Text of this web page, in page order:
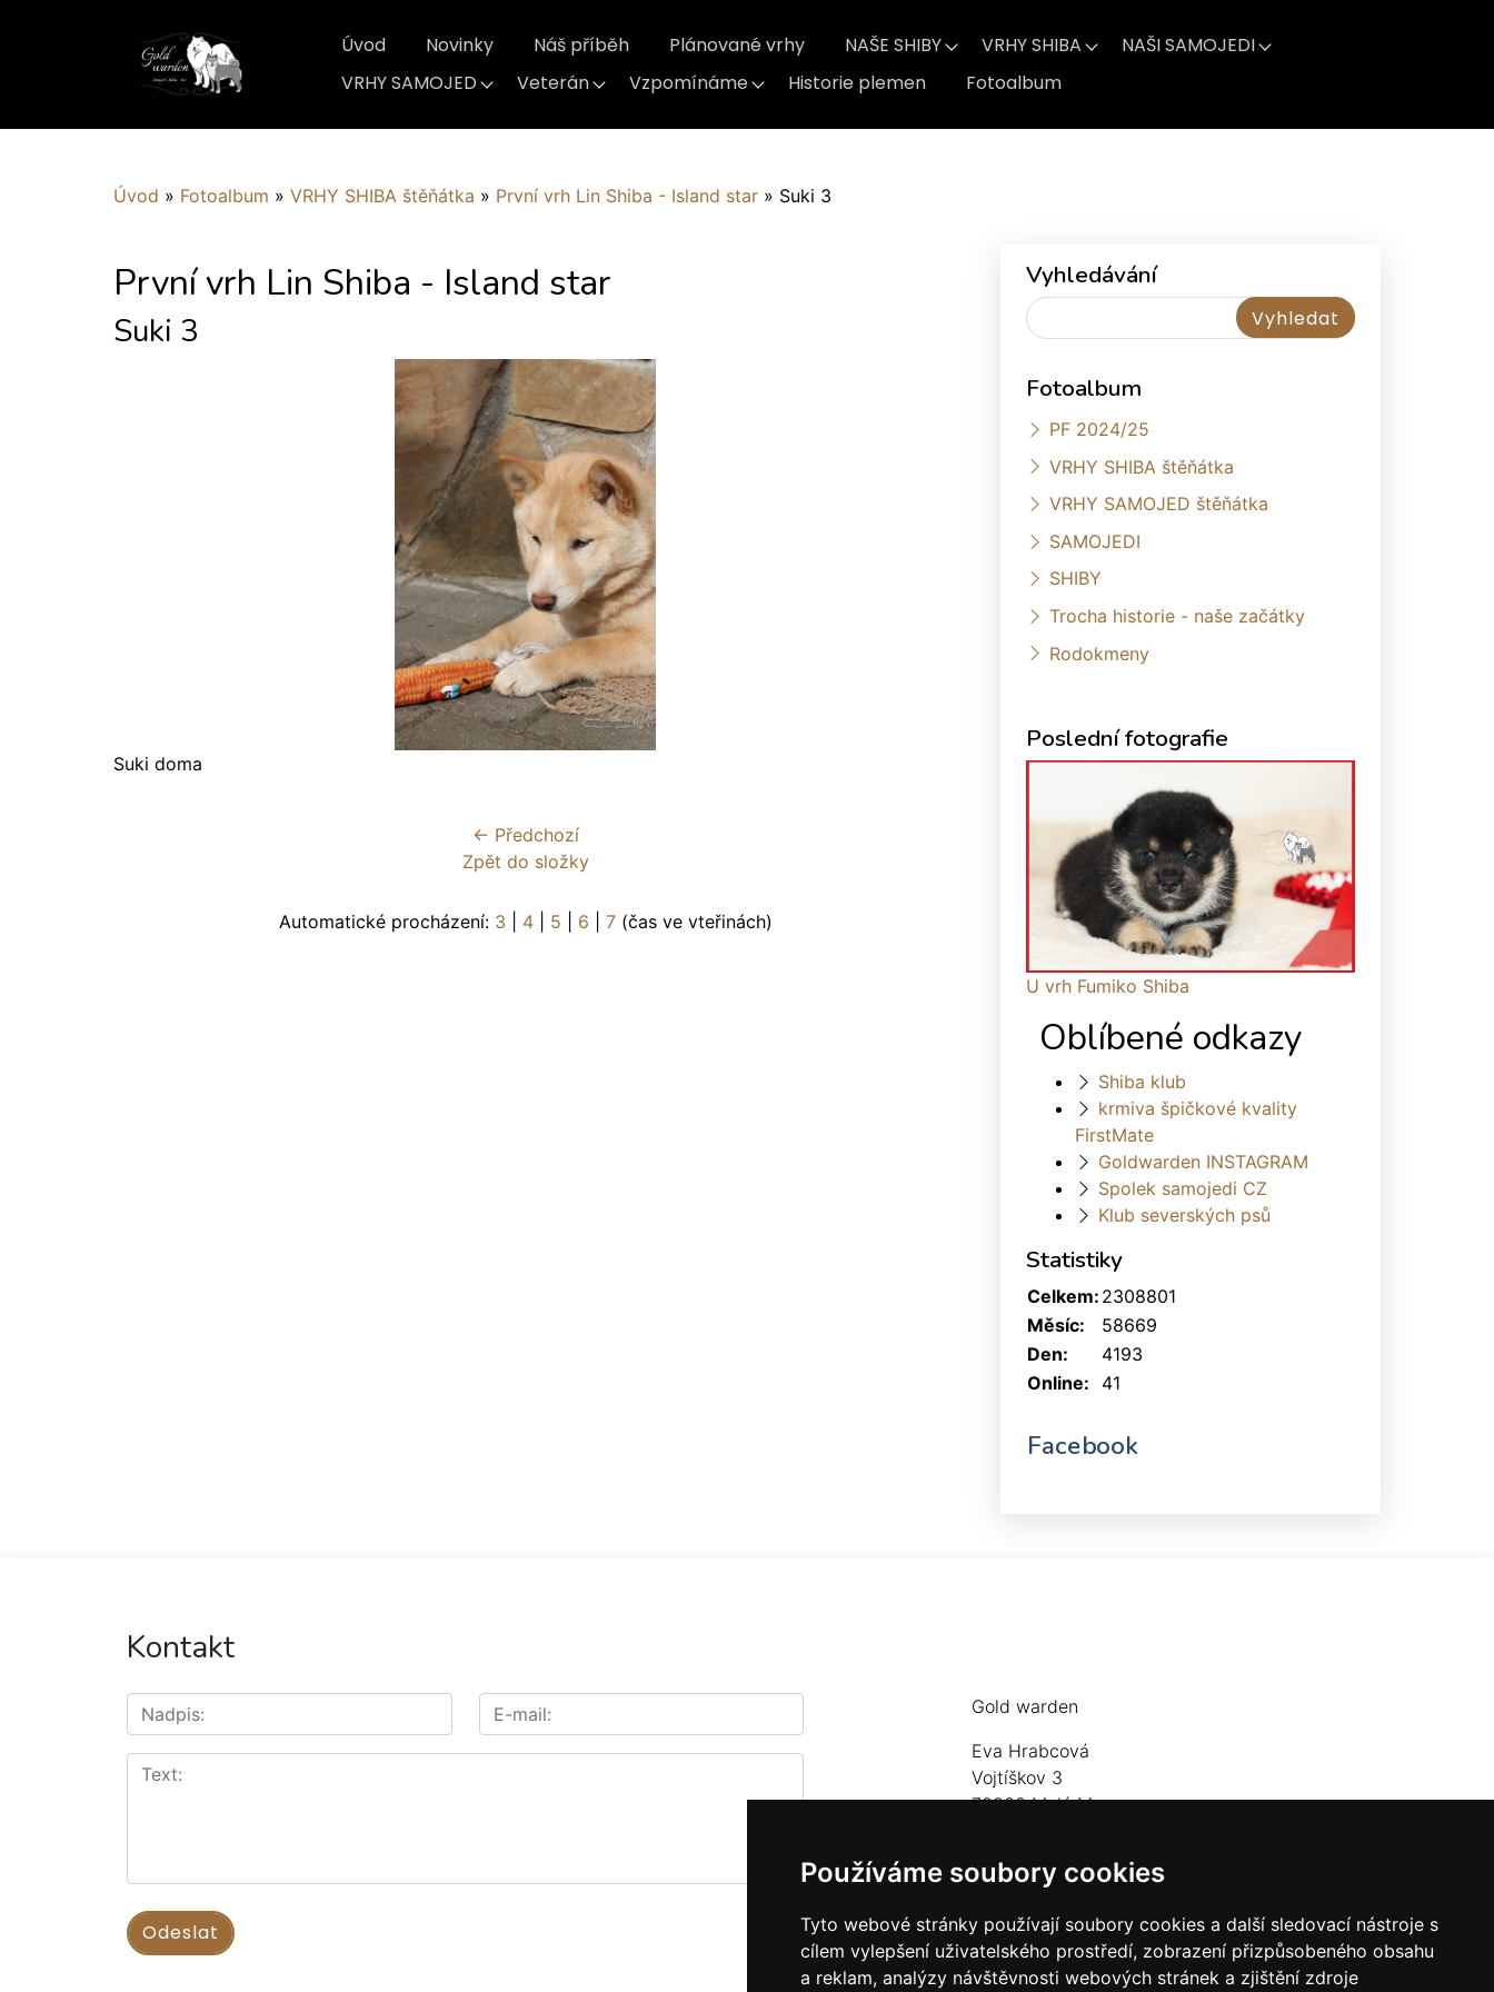
Používáme soubory cookies
Tyto webové stránky používají soubory cookies a další sledovací nástroje s
cílem vylepšení uživatelského prostředí, zobrazení přizpůsobeného obsahu
a reklam, analýzy návštěvnosti webových stránek a zjištění zdroje
Úvod Novinky Náš příběh Plánované vrhy NAŠE SHIBY VRHY SHIBA
NAŠI SAMOJEDI
VRHY SAMOJED
Veterán Vzpomínáme Historie plemen Fotoalbum
Úvod » Fotoalbum » VRHY SHIBA štěňátka » První vrh Lin Shiba - Island star » Suki 3
První vrh Lin Shiba - Island star
Suki 3
Suki doma
← Předchozí
Zpět do složky
Automatické procházení: 3 4| 5 6 7(čas ve vteřinách)
Vyhledávání
Fotoalbum
PF 2024/25
VRHY SHIBA štěňátka
VRHY SAMOJED štěňátka
SAMOJEDI
SHIBY
Trocha historie - naše začátky
Rodokmeny
Poslední fotografie
U vrh Fumiko Shiba
Oblíbené odkazy
Shiba klub
krmiva špičkové kvality
FirstMate
Goldwarden INSTAGRAM
Spolek samojedi CZ
Klub severských psů
Statistiky
Online: 41
Celkem: 2308801
Měsíc:
58669
Den:
4193
Facebook
Kontakt
Gold warden
Eva Hrabcová
Vojtíškov 3
78833 Malá Morava
goldwarden@gmail.com